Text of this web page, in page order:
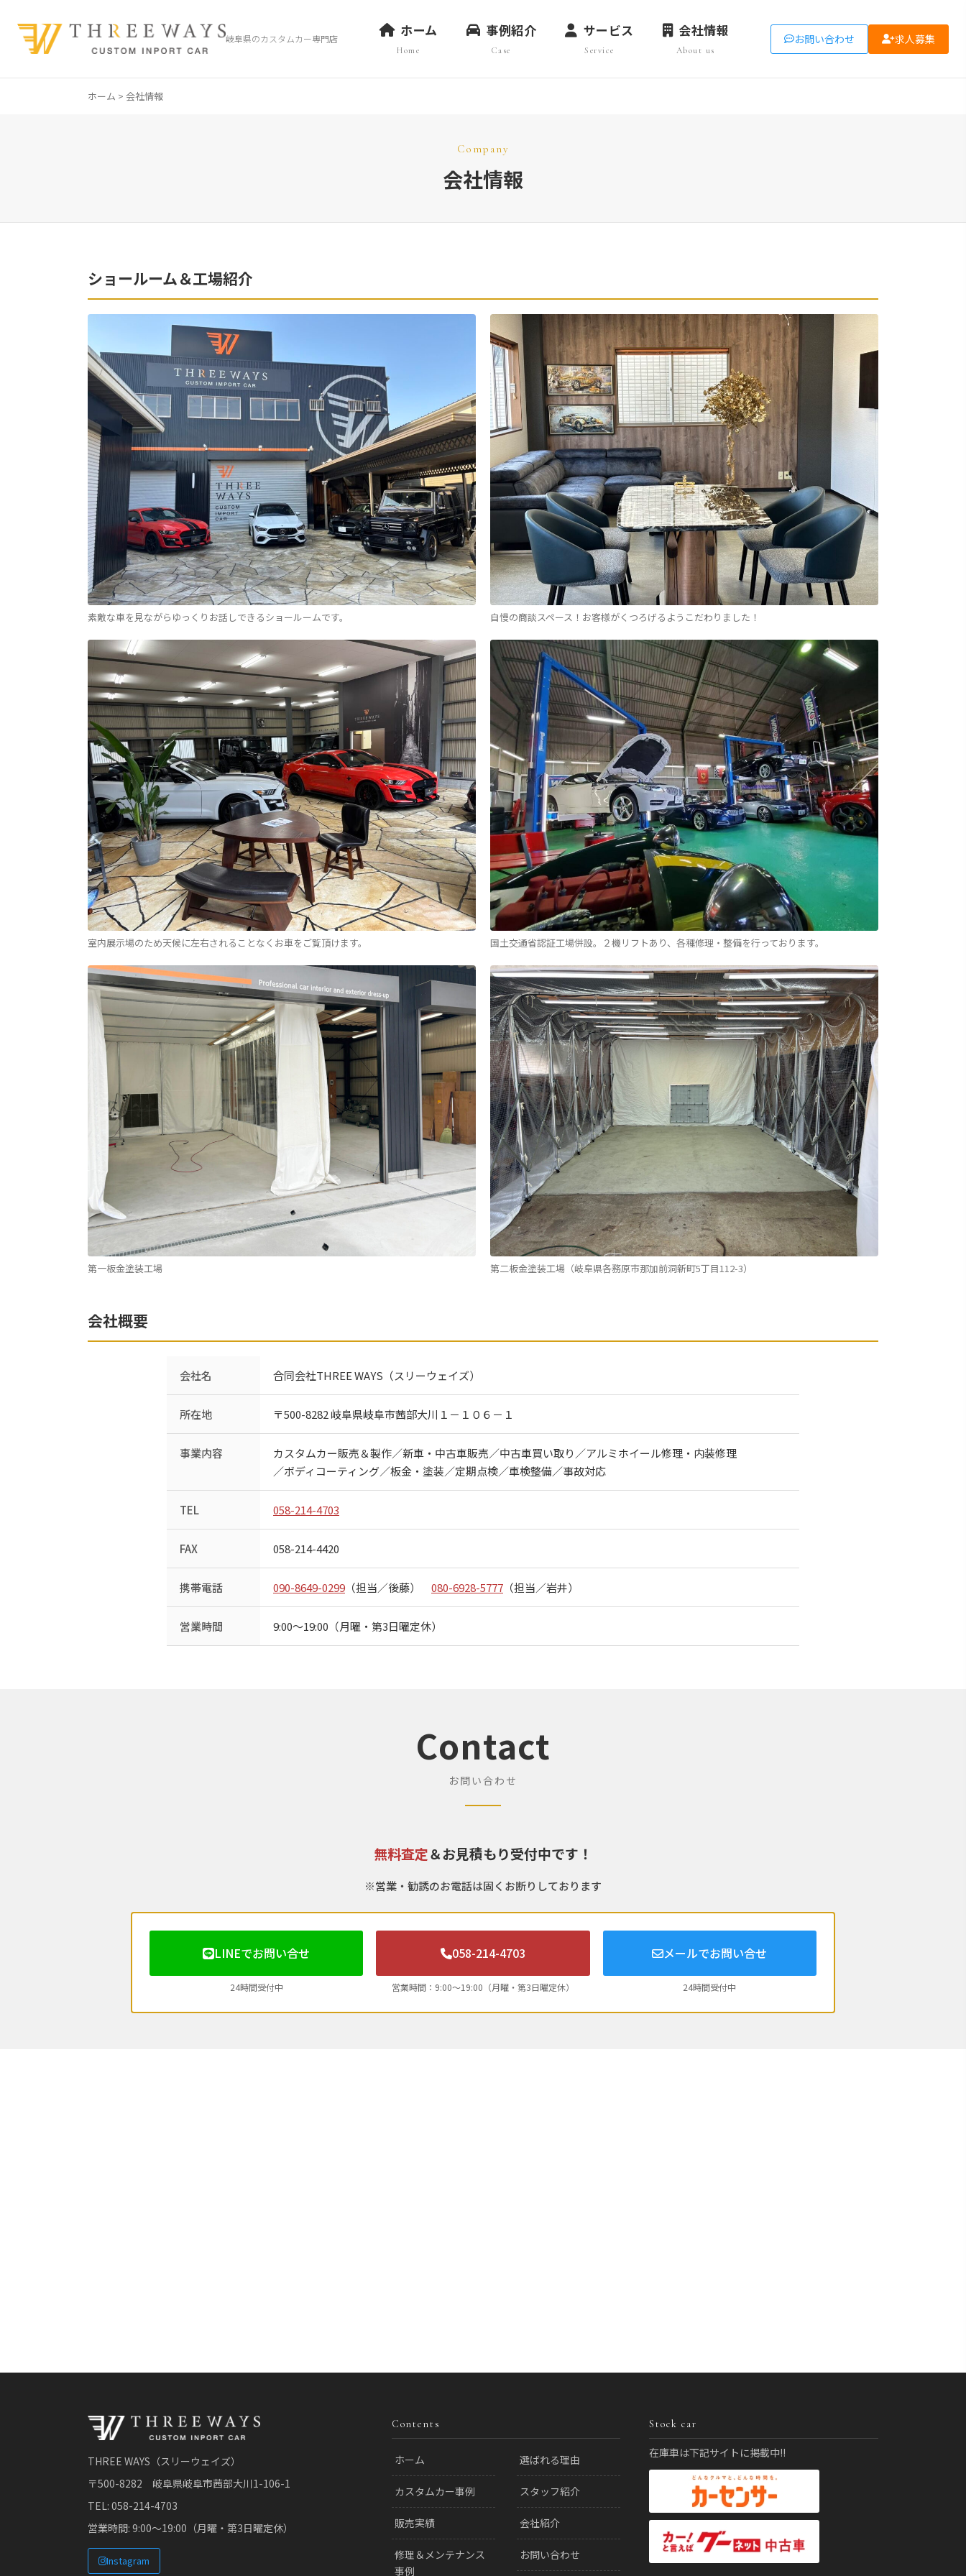
岐阜県のカスタムカー専門店 ホーム
Home
事例紹介
Case
サービス
Service
会社情報
About us
お問い合わせ 求人募集
ホーム > 会社情報
Company
会社情報
ショールーム＆工場紹介
素敵な車を見ながらゆっくりお話しできるショールームです。 自慢の商談スペース！お客様がくつろげるようこだわりました！
室内展示場のため天候に左右されることなくお車をご覧頂けます。 国土交通省認証工場併設。２機リフトあり、各種修理・整備を行っております。
第一板金塗装工場 第二板金塗装工場（岐阜県各務原市那加前洞新町5丁目112-3）
会社概要
会社名 合同会社THREE WAYS（スリーウェイズ）
所在地 〒500-8282 岐阜県岐阜市茜部大川１－１０６－１
事業内容
カスタムカー販売＆製作／新車・中古車販売／中古車買い取り／アルミホイール修理・内装修理
／ボディコーティング／板金・塗装／定期点検／車検整備／事故対応
TEL 058-214-4703
FAX 058-214-4420
携帯電話 090-8649-0299 （担当／後藤） 080-6928-5777 （担当／岩井）
営業時間 9:00〜19:00（月曜・第3日曜定休）
Contact
お問い合わせ
無料査定＆お見積もり受付中です！
※営業・勧誘のお電話は固くお断りしております
LINEでお問い合せ
24時間受付中
058-214-4703
営業時間：9:00〜19:00（月曜・第3日曜定休）
メールでお問い合せ
24時間受付中
THREE WAYS（スリーウェイズ）
〒500-8282 岐阜県岐阜市茜部大川1-106-1
TEL: 058-214-4703
営業時間: 9:00〜19:00（月曜・第3日曜定休）
Instagram
Contents
ホーム
カスタムカー事例
販売実績
修理＆メンテナンス
事例
選ばれる理由
スタッフ紹介
会社紹介
お問い合わせ
Stock car
在庫車は下記サイトに掲載中!!